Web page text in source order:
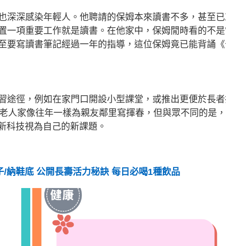
深深感染年輕人。他聘請的保姆本來讀書不多，甚至
一項重要工作就是讀書。在他家中，保姆閒時看的不
要寫讀書筆記經過一年的指導，這位保姆竟已能背誦
途徑，例如在家門口開設小型課堂，或推出更便於長
人家像往年一樣為親友鄰里寫揮春，但與眾不同的是
科技視為自己的新課題。
納鞋底 公開長壽活力秘訣 每日必喝1種飲品